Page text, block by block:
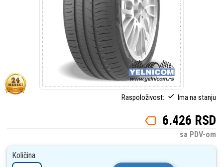
Raspoloživost: Ima na stanju
6.426 RSD
sa PDV-om
Količina